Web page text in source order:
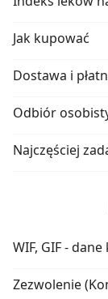
Jak kupować
Dostawa i
Odbiór
Najczęściej
WIF, GIF -
Zezwolenie